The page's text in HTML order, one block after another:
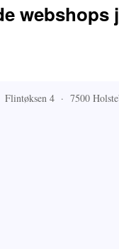
4 · 7500